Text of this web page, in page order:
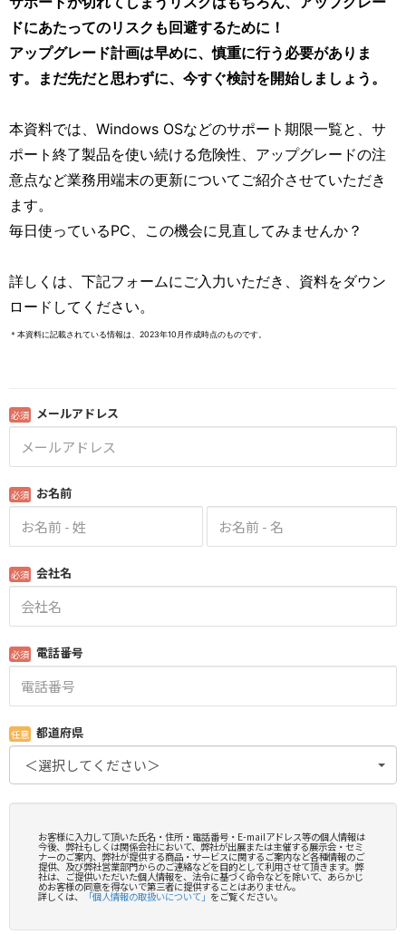
ドにあたってのリスクも回避するために！
アップグレード計画は早めに、慎重に行う必要がありま
す。まだ先だと思わずに、今すぐ検討を開始しましょう。
本資料では、Windows OSなどのサポート期限一覧と、サ
ポート終了製品を使い続ける危険性、アップグレードの注
意点など業務用端末の更新についてご紹介させていただき
ます。
毎日使っているPC、この機会に見直してみませんか？
詳しくは、下記フォームにご入力いただき、資料をダウン
ロードしてください。
＊本資料に記載されている情報は、2023年10月作成時点のものです。